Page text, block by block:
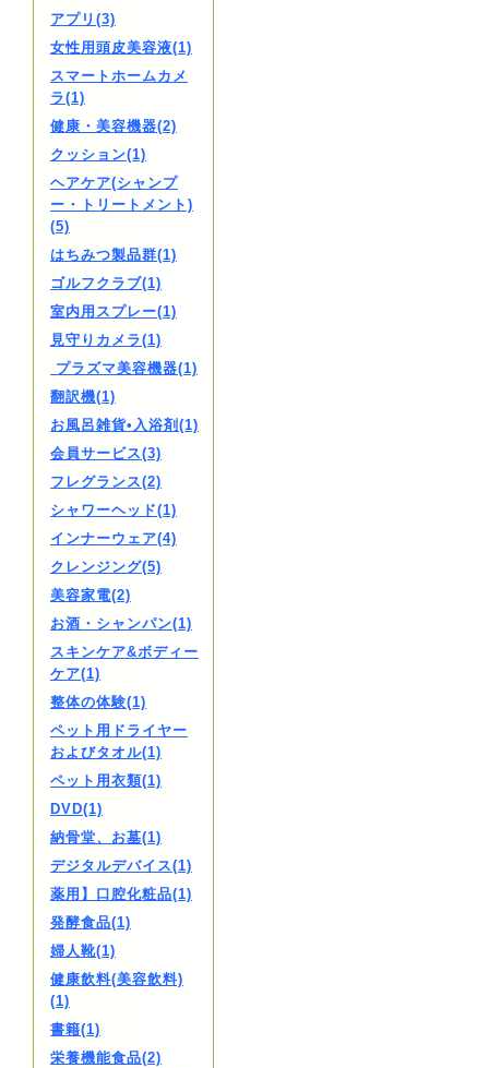
アプリ(3)
女性用頭皮美容液(1)
スマートホームカメ
ラ(1)
健康・美容機器(2)
クッション(1)
ヘアケア(シャンプ
ー・トリートメント)
(5)
はちみつ製品群(1)
ゴルフクラブ(1)
室内用スプレー(1)
見守りカメラ(1)
プラズマ美容機器(1)
翻訳機(1)
お風呂雑貨•入浴剤(1)
会員サービス(3)
フレグランス(2)
シャワーヘッド(1)
インナーウェア(4)
クレンジング(5)
美容家電(2)
お酒・シャンパン(1)
スキンケア&ボディー
ケア(1)
整体の体験(1)
ペット用ドライヤー
およびタオル(1)
ペット用衣類(1)
DVD(1)
納骨堂、お墓(1)
デジタルデバイス(1)
薬用】口腔化粧品(1)
発酵食品(1)
婦人靴(1)
健康飲料(美容飲料)
(1)
書籍(1)
栄養機能食品(2)